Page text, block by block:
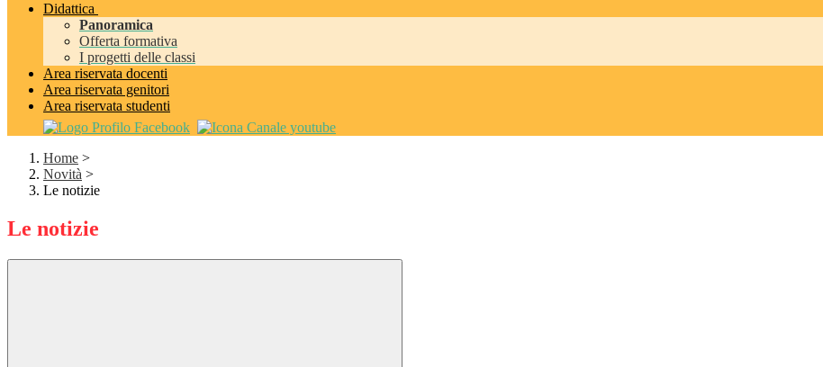
Didattica
Panoramica
Offerta formativa
I progetti delle classi
Area riservata docenti
Area riservata genitori
Area riservata studenti
Home >
Novità >
Le notizie
Le notizie